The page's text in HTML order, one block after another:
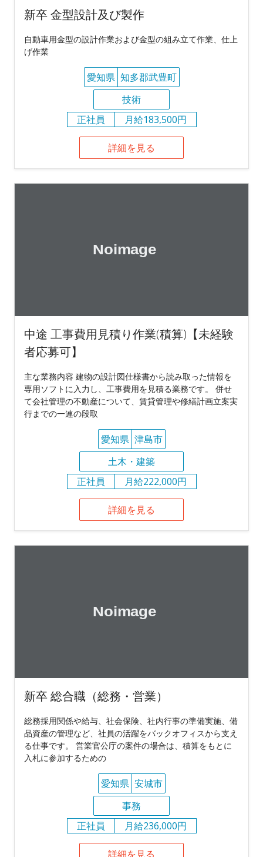
新卒 金型設計及び製作
自動車用金型の設計作業および金型の組み立て作業、仕上
げ作業
愛知県 知多郡武豊町
技術
正社員
月給183,500円
詳細を見る
中途 工事費用見積り作業(積算)【未経験
者応募可】
主な業務内容 建物の設計図仕様書から読み取った情報を
専用ソフトに入力し、工事費用を見積る業務です。 併せ
て会社管理の不動産について、賃貸管理や修繕計画立案実
行までの一連の段取
愛知県 津島市
土木・建築
正社員
月給222,000円
詳細を見る
新卒 総合職（総務・営業）
総務採用関係や給与、社会保険、社内行事の準備実施、備
品資産の管理など、社員の活躍をバックオフィスから支え
る仕事です。 営業官公庁の案件の場合は、積算をもとに
入札に参加するための
愛知県 安城市
事務
正社員
月給236,000円
詳細を見る